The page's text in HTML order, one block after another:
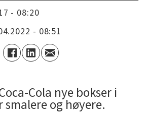
- 08:20
- 08:51
Cola nye bokser i
smalere og høyere.